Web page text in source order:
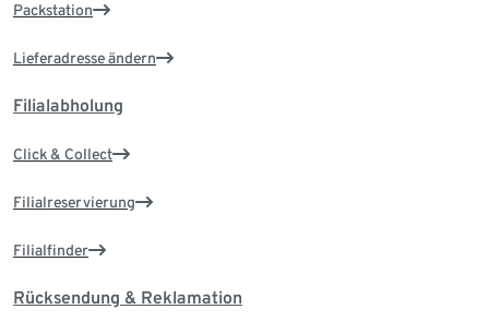
Packstation
Lieferadresse ändern
Filialabholung
Click & Collect
Filialreservierung
Filialfinder
Rücksendung & Reklamation